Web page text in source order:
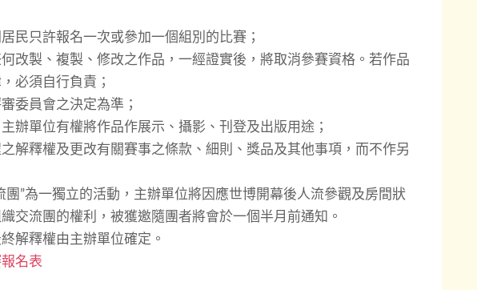
民只許報名一次或參加一個組別的比賽；
改製、複製、修改之作品，一經證實後，將取消參賽資格。若作品
必須自行負責；
委員會之決定為準；
辦單位有權將作品作展示、攝影、刊登及出版用途；
解釋權及更改有關賽事之條款、細則、獎品及其他事項，而不作另
團”為一獨立的活動，主辦單位將因應世博開幕後人流參觀及房間狀
交流團的權利，被獲邀隨團者將會於一個半月前通知。
解釋權由主辦單位確定。
名表